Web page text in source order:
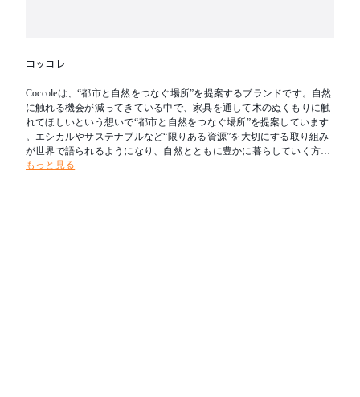
コッコレ
Coccoleは、“都市と自然をつなぐ場所”を提案するブランドです。自然
に触れる機会が減ってきている中で、家具を通して木のぬくもりに触
れてほしいという想いで“都市と自然をつなぐ場所”を提案しています
。エシカルやサステナブルなど“限りある資源”を大切にする取り組み
が世界で語られるようになり、自然とともに豊かに暮らしていく方法
についても再考の段階に入っています。環境負荷の観点だけでなく、
もっと見る